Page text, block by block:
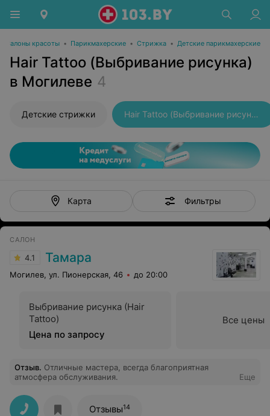
Салоны красоты • Парикмахерские • Стрижка • Детские парикмахерские
Hair Tattoo (Выбривание рисунка)
в Могилеве 4
Детские стрижки Hair Tattoo (Выбривание рисунка)
Карта Фильтры
САЛОН
4.1 Тамара
Могилев, ул. Пионерская, 46 до 20:00
Выбривание рисунка (Hair
Tattoo)
Цена по запросу
Все цены
Отзыв. Отличные мастера, всегда благоприятная
атмосфера обслуживания.
Еще
Отзывы14